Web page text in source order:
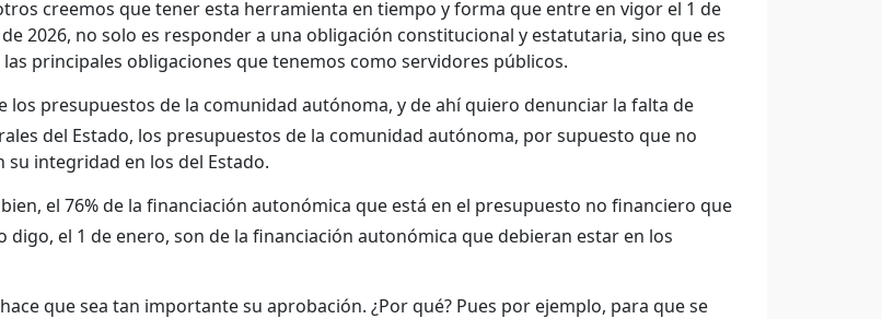
creemos que tener esta herramienta en tiempo y forma que entre en vigor el 1 de
2026, no solo es responder a una obligación constitucional y estatutaria, sino que es
principales obligaciones que tenemos como servidores públicos.
los presupuestos de la comunidad autónoma, y de ahí quiero denunciar la falta de
del Estado, los presupuestos de la comunidad autónoma, por supuesto que no
su integridad en los del Estado.
el 76% de la financiación autonómica que está en el presupuesto no financiero que
digo, el 1 de enero, son de la financiación autonómica que debieran estar en los
que sea tan importante su aprobación. ¿Por qué? Pues por ejemplo, para que se